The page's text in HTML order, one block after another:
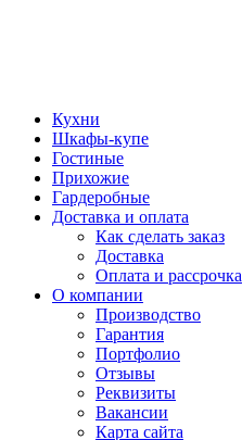
Кухни
Шкафы-купе
Гостиные
Прихожие
Гардеробные
Доставка и оплата
Как сделать заказ
Доставка
Оплата и рассрочка
О компании
Производство
Гарантия
Портфолио
Отзывы
Реквизиты
Вакансии
Карта сайта